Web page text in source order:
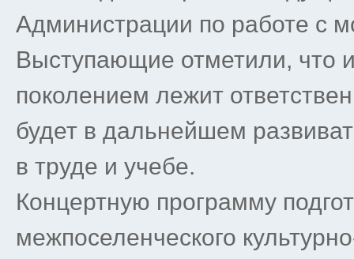
Администрации по работе с
Выступающие отметили, что
поколением лежит
будет в дальнейшем
в труде и учебе.
Концертную программу
межпоселенческого